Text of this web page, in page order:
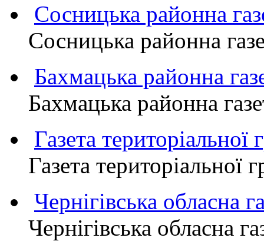
Сосницька районна
Сосницька районна
Бахмацька районна
Бахмацька районна
Газета
Газета
Чернігівська обласна
Чернігівська обласна